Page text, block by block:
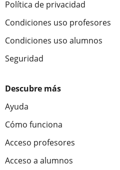
Política de privacidad
Condiciones uso profesores
Condiciones uso alumnos
Seguridad
Descubre más
Ayuda
Cómo funciona
Acceso profesores
Acceso a alumnos